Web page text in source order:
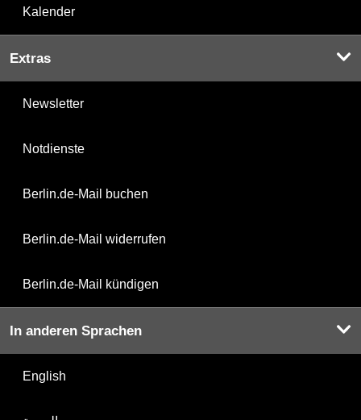
Kalender
Extras
Newsletter
Notdienste
Berlin.de-Mail buchen
Berlin.de-Mail widerrufen
Berlin.de-Mail kündigen
In anderen Sprachen
English